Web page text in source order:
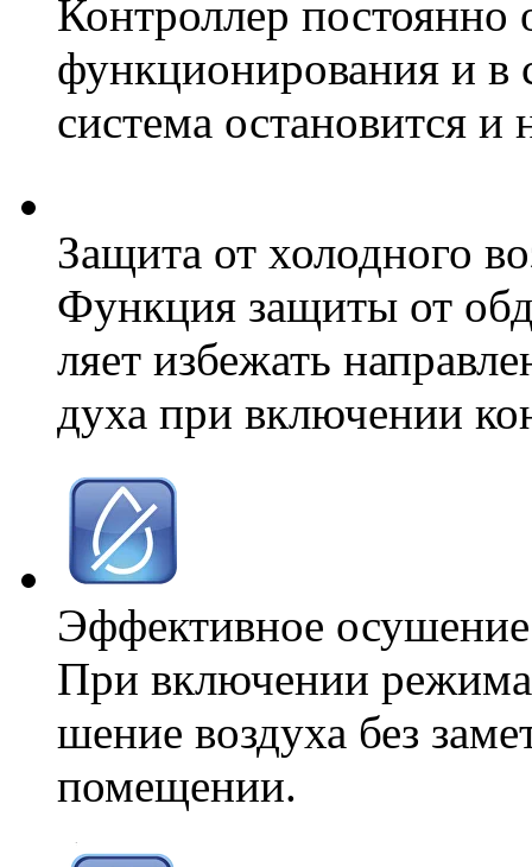
Контроллер постоянно
функционирования и в
система остановится
Защита от холодного
Функция защиты от
ляет избежать
духа при включении
Эффективное осушение
При включении
шение воздуха без
помещении.